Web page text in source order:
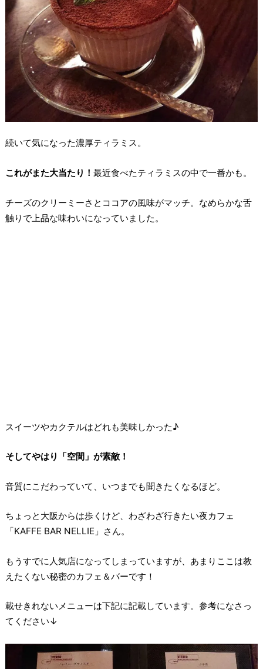
続いて気になった濃厚ティラミス。
これがまた大当たり！ 最近食べたティラミスの中で一番かも。
チーズのクリーミーさとココアの風味がマッチ。なめらかな舌
触りで上品な味わいになっていました。
スイーツやカクテルはどれも美味しかった♪
そしてやはり「空間」が素敵！
音質にこだわっていて、いつまでも聞きたくなるほど。
ちょっと大阪からは歩くけど、わざわざ行きたい夜カフェ
「KAFFE BAR NELLIE」さん。
もうすでに人気店になってしまっていますが、あまりここは教
えたくない秘密のカフェ＆バーです！
載せきれないメニューは下記に記載しています。参考になさっ
てください↓